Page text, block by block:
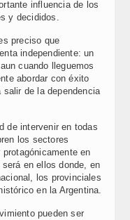
influencia de los
y decididos.
preciso que
independiente: un
cuando lleguemos
abordar con éxito
salir de la dependencia
de intervenir en todas
los sectores
en
en ellos donde, en
los provinciales
en la Argentina.
pueden ser